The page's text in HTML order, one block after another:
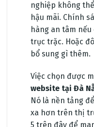
nghiệp không
hậu mãi. Chính
hàng an tâm
trục trặc. Hoặc
bổ sung gì thêm.
Việc chọn được
website tại Đà
Nó là nền tảng
xa hơn trên thị
5 trên đây để